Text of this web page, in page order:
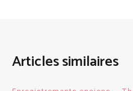
Articles similaires